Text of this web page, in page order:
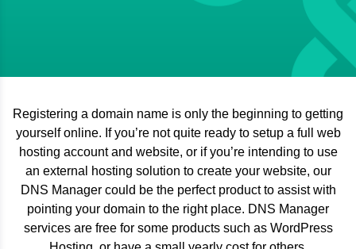
Registering a domain name is only the beginning to getting
yourself online. If you’re not quite ready to setup a full web
hosting account and website, or if you’re intending to use
an external hosting solution to create your website, our
DNS Manager could be the perfect product to assist with
pointing your domain to the right place. DNS Manager
services are free for some products such as WordPress